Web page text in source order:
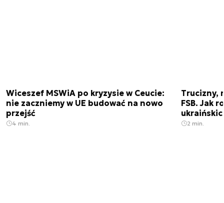
Wiceszef MSWiA po kryzysie w Ceucie:
nie zaczniemy w UE budować na nowo
przejść
4 min.
Trucizny,
FSB. Jak
2 min.